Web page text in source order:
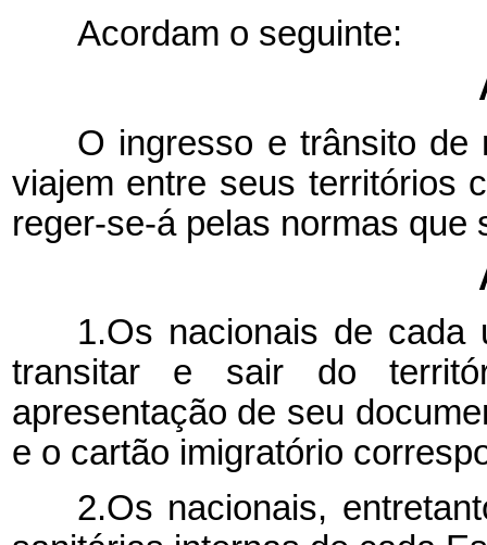
Acordam o seguinte:
O ingresso e trânsito de
viajem entre seus territórios
reger-se-á pelas normas que
1.Os nacionais de cada
transitar e sair do
apresentação de seu
e o cartão imigratório
2.Os nacionais,